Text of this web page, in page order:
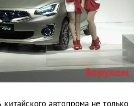
автопрома не только